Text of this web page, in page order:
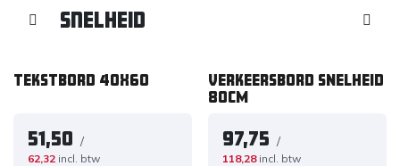
Snelheid
TEKSTBORD 40x60
51,50 /
62,32 incl. btw
VERKEERSBORD SNELHEID
80CM
97,75 /
118,28 incl. btw